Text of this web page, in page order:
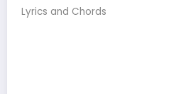
Lyrics and Chords